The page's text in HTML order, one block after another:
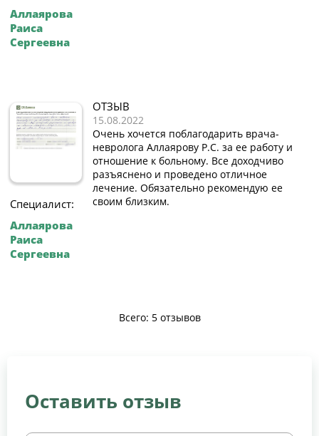
Аллаярова
Раиса
Сергеевна
Специалист:
Аллаярова
Раиса
Сергеевна
ОТЗЫВ
15.08.2022
Очень хочется поблагодарить врача-
невролога Аллаярову Р.С. за ее работу и
отношение к больному. Все доходчиво
разъяснено и проведено отличное
лечение. Обязательно рекомендую ее
своим близким.
Всего: 5 отзывов
Оставить отзыв